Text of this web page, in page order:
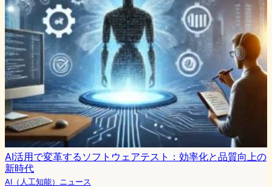
AI活用で変革するソフトウェアテスト：効率化と品質向上の
新時代
AI（人工知能）ニュース